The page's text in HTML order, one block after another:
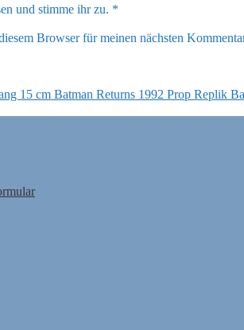
und stimme ihr zu. *
Browser für meinen nächsten
Batman Returns 1992 Prop Replik